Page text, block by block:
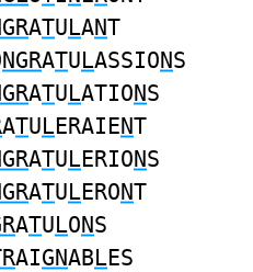
ATULANT
NGRATULASSIONS
ATULATIONS
ATULERAIENT
ATULERIONS
ATULERONT
ATULONS
AIGNABLES